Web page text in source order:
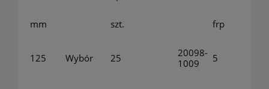
mm szt. frp
125 Wybór 25
20098-
1009
5